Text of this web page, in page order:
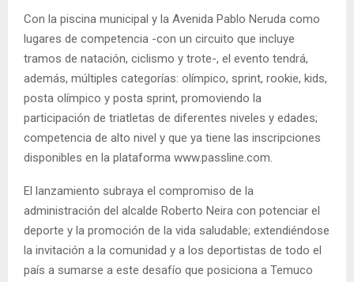
Con la piscina municipal y la Avenida Pablo Neruda como
lugares de competencia -con un circuito que incluye
tramos de natación, ciclismo y trote-, el evento tendrá,
además, múltiples categorías: olímpico, sprint, rookie, kids,
posta olímpico y posta sprint, promoviendo la
participación de triatletas de diferentes niveles y edades;
competencia de alto nivel y que ya tiene las inscripciones
disponibles en la plataforma www.passline.com.
El lanzamiento subraya el compromiso de la
administración del alcalde Roberto Neira con potenciar el
deporte y la promoción de la vida saludable; extendiéndose
la invitación a la comunidad y a los deportistas de todo el
país a sumarse a este desafío que posiciona a Temuco